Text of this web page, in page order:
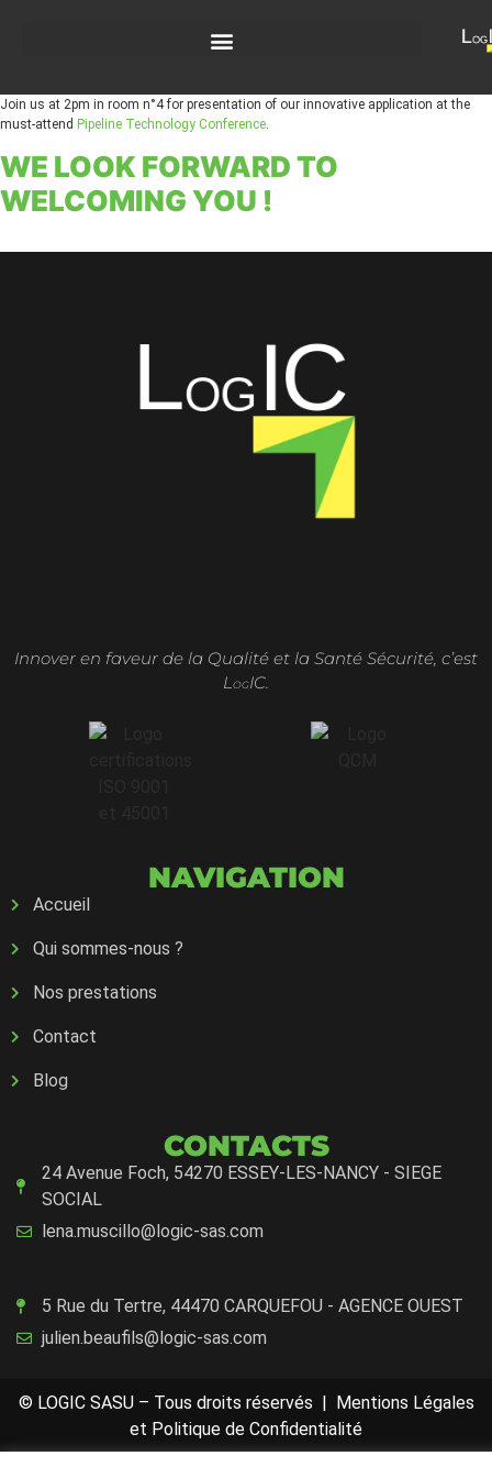
Join us at 2pm in room n°4 for presentation of our innovative application at the
must-attend Pipeline Technology Conference.
WE LOOK FORWARD TO
WELCOMING YOU !
Innover en faveur de la Qualité et la Santé Sécurité, c’est
L OGIC.
NAVIGATION
Accueil
Qui sommes-nous ?
Nos prestations
Contact
Blog
CONTACTS
24 Avenue Foch, 54270 ESSEY-LES-NANCY - SIEGE
SOCIAL
lena.muscillo@logic-sas.com
5 Rue du Tertre, 44470 CARQUEFOU - AGENCE OUEST
julien.beaufils@logic-sas.com
© LOGIC SASU – Tous droits réservés |
Mentions Légales
et Politique de Confidentialité